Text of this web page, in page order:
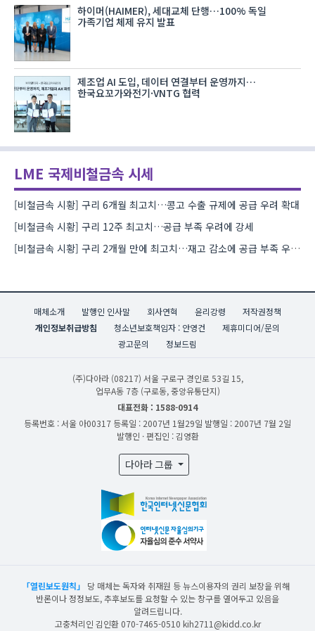
하이머(HAIMER), 세대교체 단행…100% 독일
가족기업 체제 유지 발표
제조업 AI 도입, 데이터 연결부터 운영까지…
한국요꼬가와전기·VNTG 협력
LME 국제비철금속 시세
[비철금속 시황] 구리 6개월 최고치…콩고 수출 규제에 공급 우려 확대
[비철금속 시황] 구리 12주 최고치…공급 부족 우려에 강세
[비철금속 시황] 구리 2개월 만에 최고치…재고 감소에 공급 부족 우려 확대
매체소개 발행인 인사말 회사연혁 윤리강령
저작권정책
개인정보취급방침
청소년보호책임자 : 안영건
제휴미디어/문의
광고문의
정보드림
(주)다아라 (08217) 서울 구로구 경인로 53길 15,
업무A동 7층 (구로동, 중앙유통단지)
대표전화 : 1588-0914
등록번호 : 서울 아00317 등록일 : 2007년 1월29일 발행일 : 2007년 7월 2일
발행인 · 편집인 : 김영환
다아라 그룹
「열린보도원칙」
당 매체는 독자와 취재원 등 뉴스이용자의 권리 보장을 위해
반론이나 정정보도, 추후보도를 요청할 수 있는 창구를 열어두고 있음을
알려드립니다.
고충처리인 김인환 070-7465-0510 kih2711@kidd.co.kr